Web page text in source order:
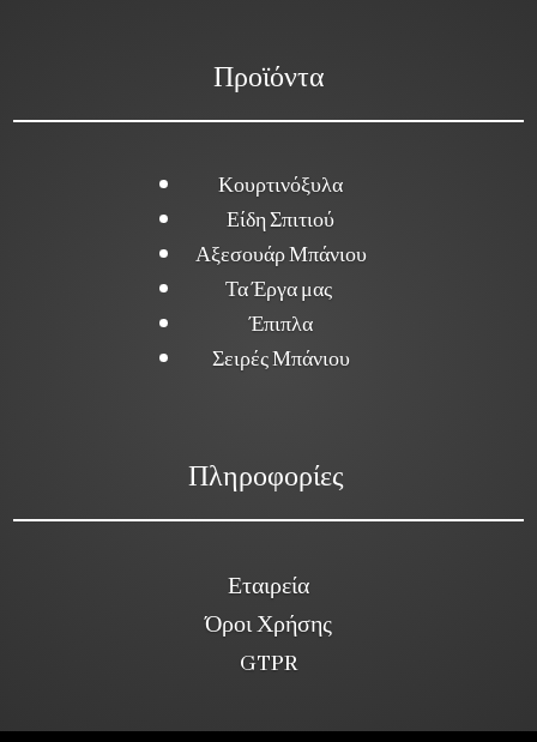
Προϊόντα
Κουρτινόξυλα
Είδη Σπιτιού
Αξεσουάρ Μπάνιου
Τα Έργα μας
Έπιπλα
Σειρές Μπάνιου
Πληροφορίες
Εταιρεία
Όροι Χρήσης
GTPR